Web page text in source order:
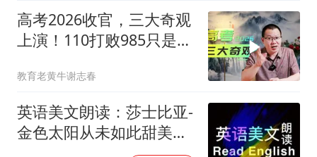
高考2026收官，三大奇观
上演！110打败985只是其
教育老黄牛谢志春
英语美文朗读：莎士比亚-
金色太阳从未如此甜美吻